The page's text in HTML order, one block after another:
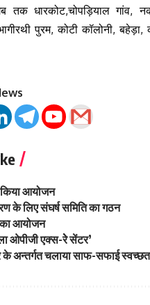
तक धारकोट,चोपड़ियाल गांव,
पुरम, कोटी कॉलोनी,
किया आयोजन
के लिए संघर्ष समिति का गठन
का आयोजन
ओपीजी एक्स-रेे सेंटर’
के अन्तर्गत चलाया साफ-सफाई